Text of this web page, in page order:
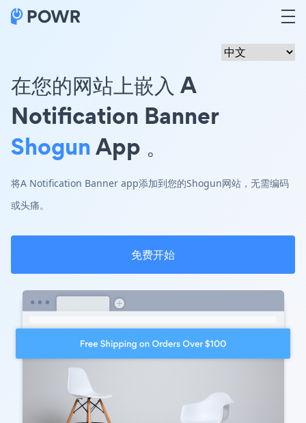
在您的网站上嵌入 A
Notification Banner
ShogunApp 。
将A Notification Banner app添加到您的Shogun网站，无需编码
或头痛。
免费开始